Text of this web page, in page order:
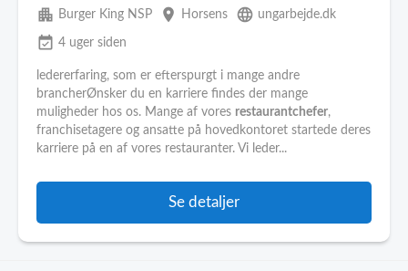
apartment Burger King NSP place Horsens language ungarbejde.dk
event_available 4 uger siden
ledererfaring, som er efterspurgt i mange andre
brancherØnsker du en karriere findes der mange
muligheder hos os. Mange af vores restaurantchefer,
franchisetagere og ansatte på hovedkontoret startede deres
karriere på en af vores restauranter. Vi leder...
Se detaljer